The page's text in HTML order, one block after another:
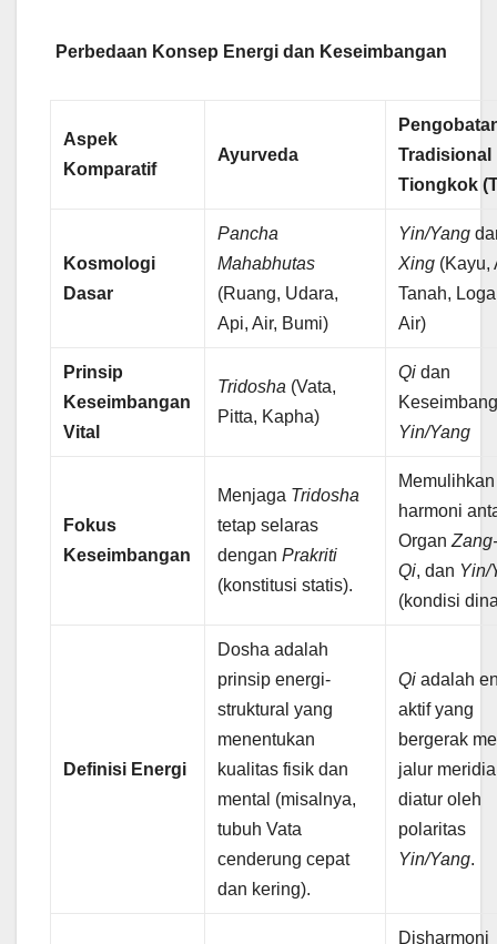
Perbedaan Konsep Energi dan Keseimbangan
Aspek
Komparatif
Ayurveda
Tradisional
Tiongkok
Kosmologi
Dasar
Pancha
Mahabhutas
(Ruang, Udara,
Api, Air, Bumi)
Yin/Yang
Xing (Kayu,
Tanah,
Air)
Prinsip
Keseimbangan
Vital
Tridosha (Vata,
Pitta, Kapha)
Qi dan
Yin/Yang
Fokus
Keseimbangan
Menjaga Tridosha
tetap selaras
denganPrakriti
(konstitusi statis).
Memulihkan
harmoni
Organ
Qi, dan Yin/
(kondisi
Definisi Energi
Dosha adalah
prinsip energi-
struktural yang
menentukan
kualitas fisik dan
mental (misalnya,
tubuh Vata
cenderung cepat
dan kering).
Qi adalah
aktif yang
bergerak
jalur
diatur oleh
polaritas
Yin/Yang.
Disharmoni